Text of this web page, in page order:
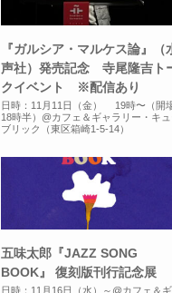
『ガルシア・マルケス論』（
声社）発売記念 寺尾隆吉ト
クイベント ※配信あり
日時：11月11日（金） 19時〜（開
18時半）@カフェ＆ギャラリー・キュ
ブリック（東区箱崎1-5-14）
五味太郎『JAZZ SONG
BOOK』 復刻版刊行記念展
日時：11月16日（水）～@カフェ＆ギ